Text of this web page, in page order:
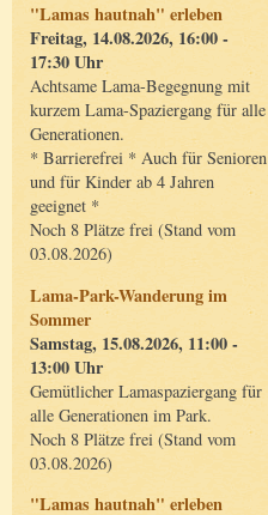
"Lamas hautnah" erleben
Freitag, 14.08.2026, 16:00 -
17:30 Uhr
Achtsame Lama-Begegnung mit
kurzem Lama-Spaziergang für alle
Generationen.
* Barrierefrei * Auch für Senioren
und für Kinder ab 4 Jahren
geeignet *
Noch 8 Plätze frei (Stand vom
03.08.2026)
Lama-Park-Wanderung im
Sommer
Samstag, 15.08.2026, 11:00 -
13:00 Uhr
Gemütlicher Lamaspaziergang für
alle Generationen im Park.
Noch 8 Plätze frei (Stand vom
03.08.2026)
"Lamas hautnah" erleben